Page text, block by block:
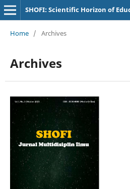
Home / Archives
Archives